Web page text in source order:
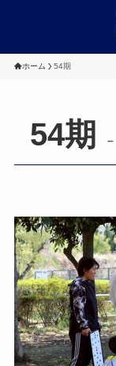
ホーム 54期
54期